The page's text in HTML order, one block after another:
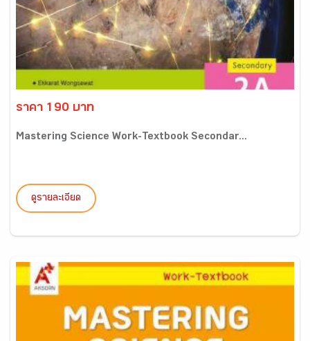
ราคา 190 บาท
Mastering Science Work-Textbook Secondar...
ดูรายละเอียด